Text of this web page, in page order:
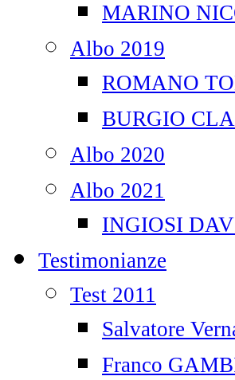
MARINO
Albo 2019
ROMANO
BURGIO
Albo 2020
Albo 2021
INGIOSI
Testimonianze
Test 2011
Salvatore
Franco